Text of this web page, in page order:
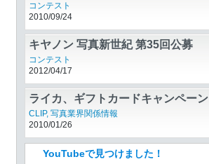
コンテスト
2010/09/24
キヤノン 写真新世紀 第35回公募
コンテスト
2012/04/17
ライカ、ギフトカードキャンペーン
CLIP, 写真業界関係情報
2010/01/26
YouTubeで見つけました！